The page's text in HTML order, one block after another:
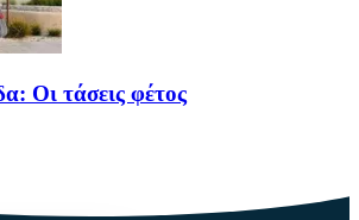
Οι τάσεις φέτος